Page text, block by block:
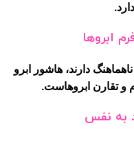
ابروها
دارند، هاشور ابرو
و تقارن ابروهاست.
به نفس